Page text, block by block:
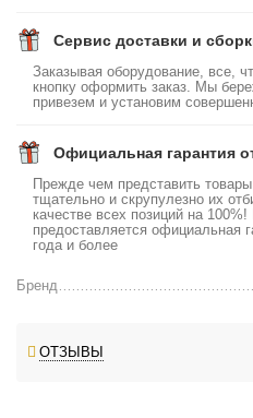
Сервис доставки и
Заказывая оборудование, все,
кнопку оформить заказ. Мы
привезем и установим
Официальная гарантия
Прежде чем представить
тщательно и скрупулезно их
качестве всех позиций на
предоставляется официальная
года и более
Бренд
ОТЗЫВЫ